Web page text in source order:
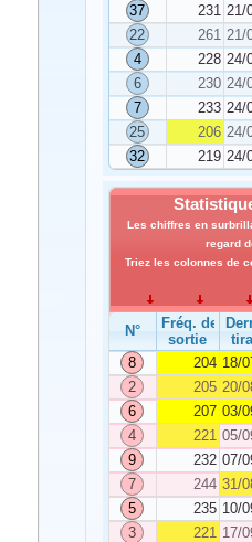
37
231 21/
22
261 21/
4
228 24/
6
230 24/
7
233 24/
25
206 24/
32
219 24/
Les chiffres en
regard
Triez les colonnes de
N°
Fréq. de
sortie
8
204 18/
2
205 20/
6
207 03/
4
221 05/
9
232 07/
7
244 31/
5
235 10/
3
221 17/